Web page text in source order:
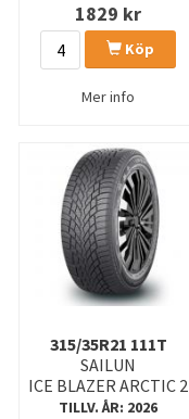
1829 kr
Köp
Mer info
315/35R21 111T
SAILUN
ICE BLAZER ARCTIC 2
TILLV. ÅR: 2026